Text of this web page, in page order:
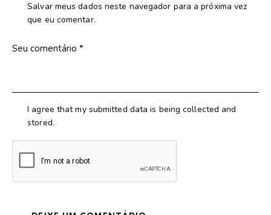
Salvar meus dados neste navegador para a próxima vez
que eu comentar.
I agree that my submitted data is being collected and
stored.